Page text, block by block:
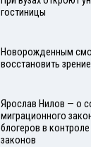
гостиницы
Новорожденным
восстановить зрение
Ярослав Нилов — о
миграционного
блогеров в
законов